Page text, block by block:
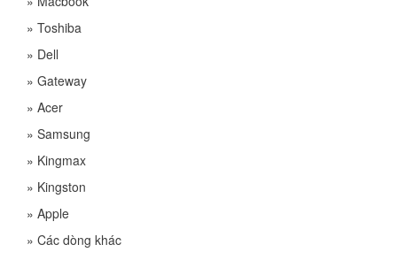
» Toshiba
» Dell
» Gateway
» Acer
» Samsung
» Kingmax
» Kingston
» Apple
» Các dòng khác